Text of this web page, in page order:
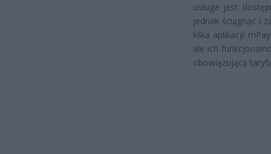
usługa jest
jednak ściągnąć i
kilka aplikacji:
ale ich
obowiązującą